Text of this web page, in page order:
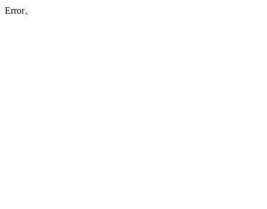
Error。